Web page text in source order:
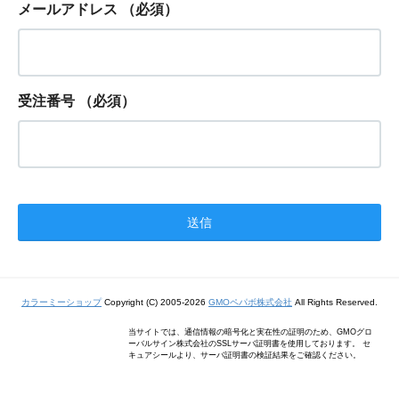
メールアドレス （必須）
受注番号 （必須）
カラーミーショップCopyright (C) 2005-2026 GMOペパボ株式会社 All Rights Reserved.
当サイトでは、通信情報の暗号化と実在性の証明のため、GMOグロ
ーバルサイン株式会社のSSLサーバ証明書を使用しております。 セ
キュアシールより、サーバ証明書の検証結果をご確認ください。